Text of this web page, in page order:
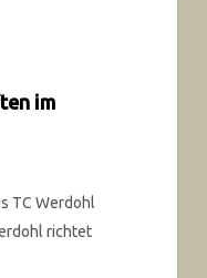
im
TC Werdohl
richtet